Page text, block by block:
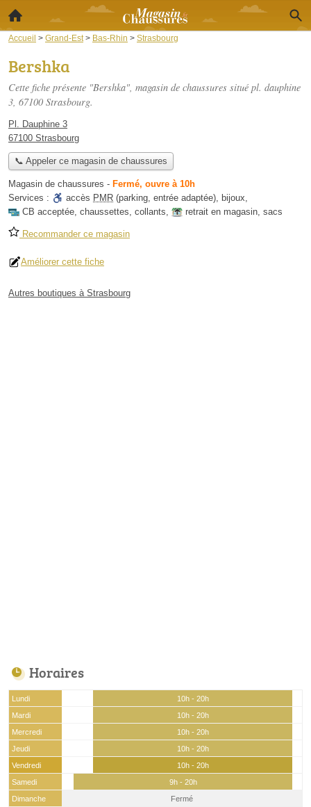
Accueil > Grand-Est > Bas-Rhin > Strasbourg
Bershka
Cette fiche présente "Bershka", magasin de chaussures situé pl. dauphine
3, 67100 Strasbourg.
Pl. Dauphine 3
67100 Strasbourg
📞 Appeler ce magasin de chaussures
Magasin de chaussures - Fermé, ouvre à 10h
Services :
accès PMR (parking, entrée adaptée), bijoux,
CB acceptée, chaussettes, collants, retrait en magasin, sacs
Recommander ce magasin
Améliorer cette fiche
Autres boutiques à Strasbourg
Horaires
Lundi
10h - 20h
Mardi
10h - 20h
Mercredi
10h - 20h
Jeudi
10h - 20h
Vendredi
10h - 20h
Samedi
9h - 20h
Dimanche
Fermé